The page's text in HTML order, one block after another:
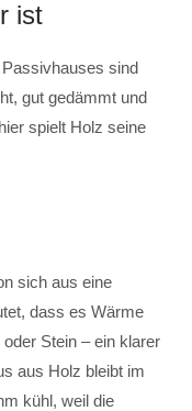
ist
sind
gut gedämmt und
spielt Holz seine
sich aus eine
dass es Wärme
Stein – ein klarer
aus Holz bleibt im
kühl, weil die